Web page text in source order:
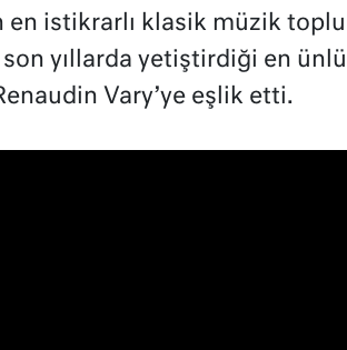
en istikrarlı klasik müzik
son yıllarda yetiştirdiği en
Vary’ye eşlik etti.